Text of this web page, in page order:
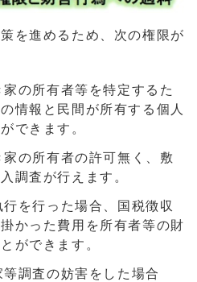
を進めるため、次の権限が
有者等を特定するた
情報と民間が所有する個人
できます。
所有者の許可無く、敷
調査が行えます。
った場合、国税徴収
かった費用を所有者等の財
ができます。
の妨害をした場合